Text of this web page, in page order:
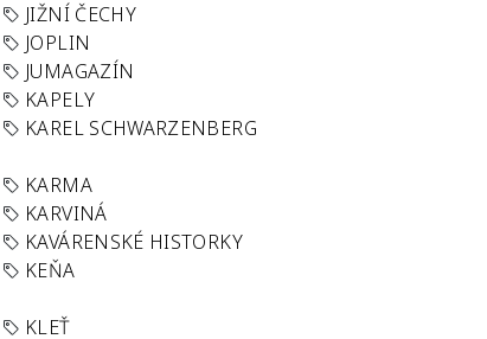
JIŽNÍ ČECHY
JOPLIN
JUMAGAZÍN
KAPELY
KAREL SCHWARZENBERG
KARMA
KARVINÁ
KAVÁRENSKÉ HISTORKY
KEŇA
KLEŤ